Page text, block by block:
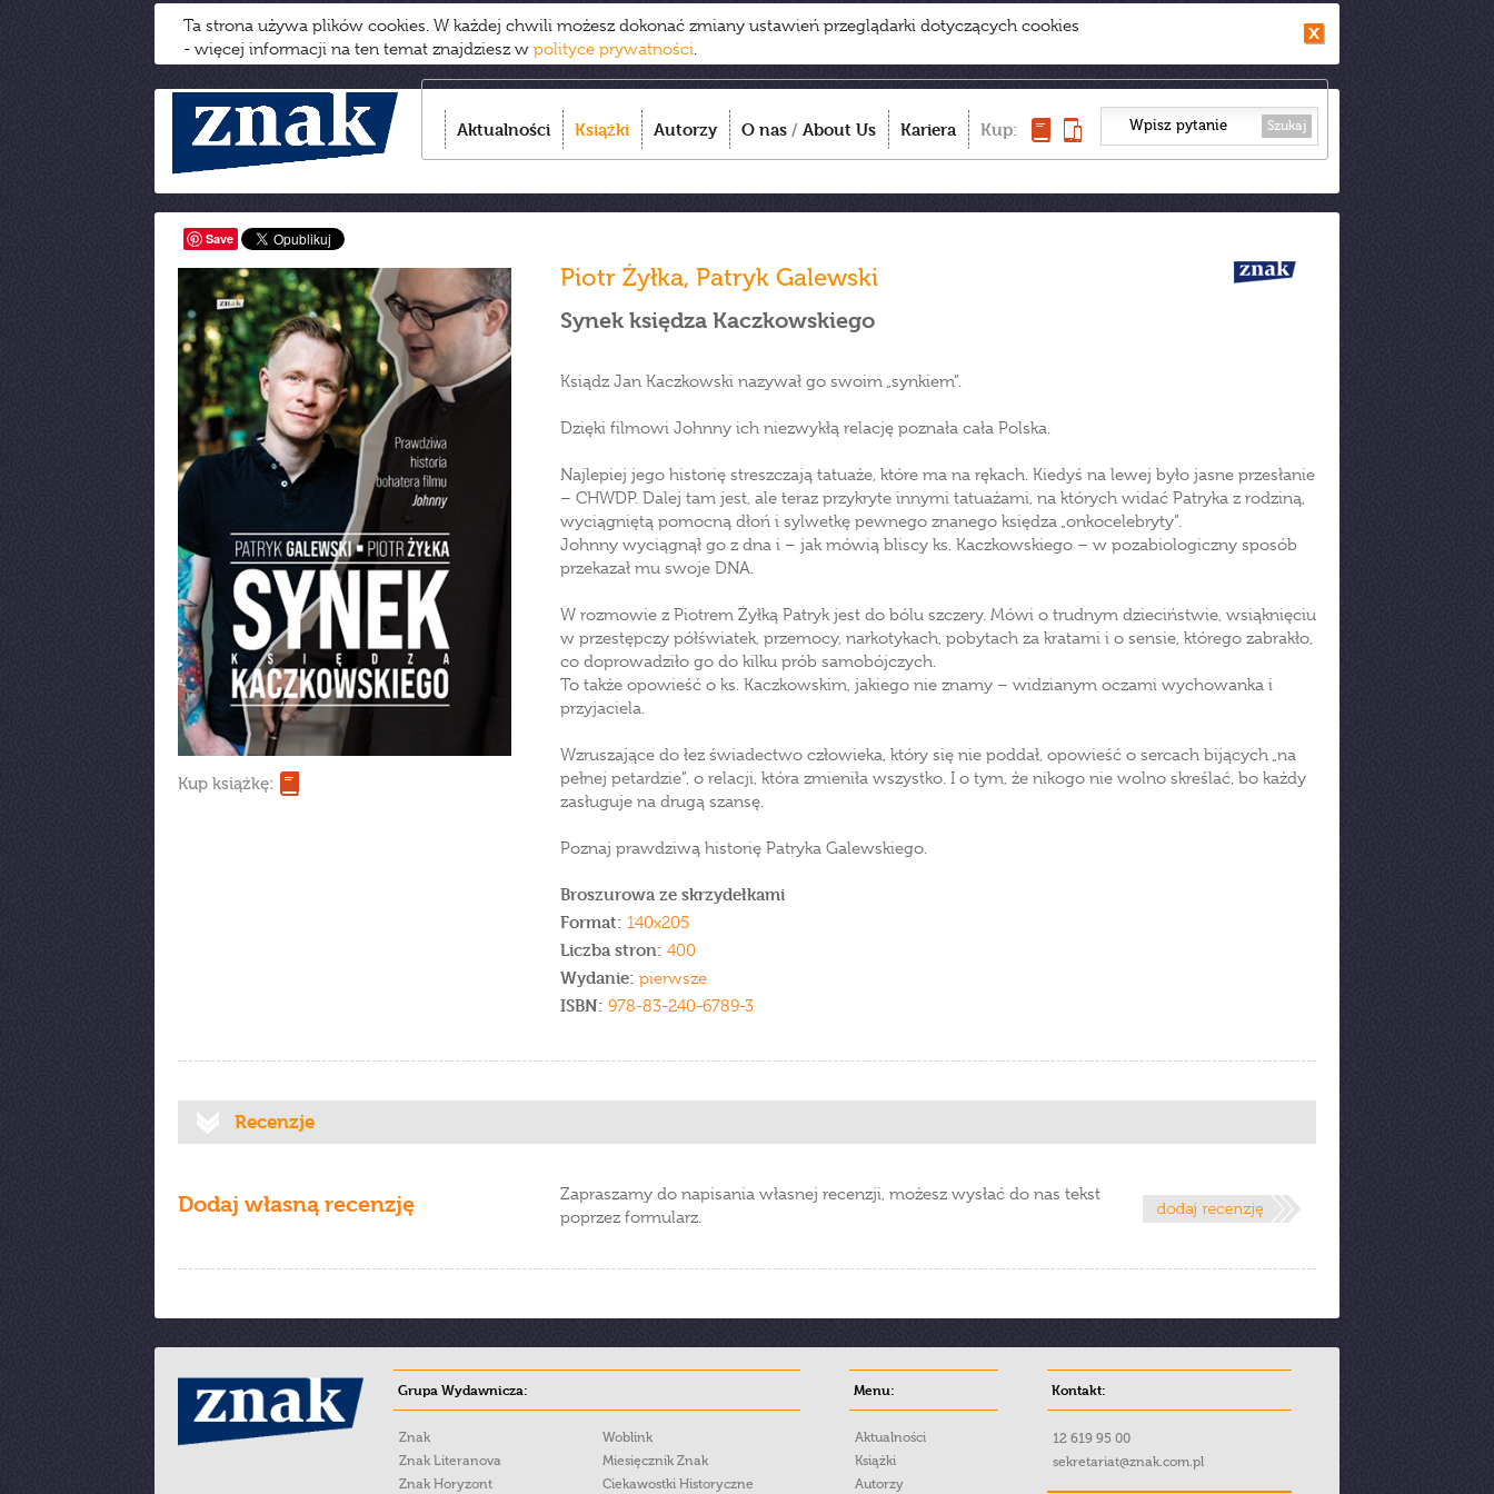
Ta strona używa plików cookies. W każdej chwili możesz dokonać zmiany ustawień przeglądarki dotyczących cookies
- więcej informacji na ten temat znajdziesz w polityce prywatności.
Aktualności Książki Autorzy O nas / About Us Kariera Kup: Szukaj
Save
Kup książkę:
Piotr Żyłka, Patryk Galewski
Synek księdza Kaczkowskiego
Ksiądz Jan Kaczkowski nazywał go swoim „synkiem”.
Dzięki filmowi Johnny ich niezwykłą relację poznała cała Polska.
Najlepiej jego historię streszczają tatuaże, które ma na rękach. Kiedyś na lewej było jasne przesłanie
– CHWDP. Dalej tam jest, ale teraz przykryte innymi tatuażami, na których widać Patryka z rodziną,
wyciągniętą pomocną dłoń i sylwetkę pewnego znanego księdza „onkocelebryty”.
Johnny wyciągnął go z dna i – jak mówią bliscy ks. Kaczkowskiego – w pozabiologiczny sposób
przekazał mu swoje DNA.
W rozmowie z Piotrem Żyłką Patryk jest do bólu szczery. Mówi o trudnym dzieciństwie, wsiąknięciu
w przestępczy półświatek, przemocy, narkotykach, pobytach za kratami i o sensie, którego zabrakło,
co doprowadziło go do kilku prób samobójczych.
To także opowieść o ks. Kaczkowskim, jakiego nie znamy – widzianym oczami wychowanka i
przyjaciela.
Wzruszające do łez świadectwo człowieka, który się nie poddał, opowieść o sercach bijących „na
pełnej petardzie”, o relacji, która zmieniła wszystko. I o tym, że nikogo nie wolno skreślać, bo każdy
zasługuje na drugą szansę.
Poznaj prawdziwą historię Patryka Galewskiego.
Broszurowa ze skrzydełkami
Format: 140x205
Liczba stron: 400
Wydanie: pierwsze
ISBN: 978-83-240-6789-3
Recenzje
Dodaj własną recenzję
Zapraszamy do napisania własnej recenzji, możesz wysłać do nas tekst
poprzez formularz.
Grupa Wydawnicza:
Znak
Znak Literanova
Znak Horyzont
Woblink
Miesięcznik Znak
Ciekawostki Historyczne
Menu:
Aktualności
Książki
Autorzy
Kontakt:
12 619 95 00
sekretariat@znak.com.pl